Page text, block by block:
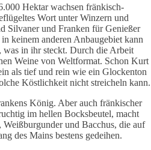
Hektar wachsen fränkisch-
Wort unter Winzern und
Silvaner und Franken für Genießer
keinem anderen Anbaugebiet kann
was in ihr steckt. Durch die Arbeit
Weine von Weltformat. Schon Kurt
als tief und rein wie ein Glockenton
Köstlichkeit nicht streicheln kann.
König. Aber auch fränkischer
im hellen Bocksbeutel, macht
und Bacchus, die auf
des Mains bestens gedeihen.